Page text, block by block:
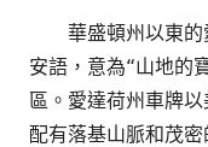
華盛頓州以東的
安語，意為“山地的
區。愛達荷州車牌
配有落基山脈和茂